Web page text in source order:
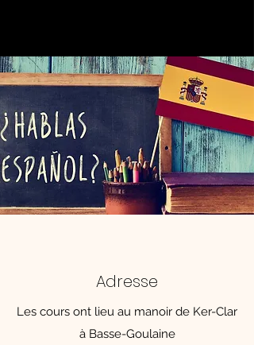
Adresse
Les cours ont lieu au manoir de Ker-Clar
à Basse-Goulaine